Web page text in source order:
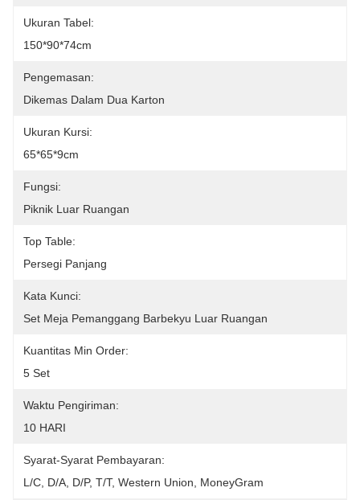
Ukuran Tabel:
150*90*74cm
Pengemasan:
Dikemas Dalam Dua Karton
Ukuran Kursi:
65*65*9cm
Fungsi:
Piknik Luar Ruangan
Top Table:
Persegi Panjang
Kata Kunci:
Set Meja Pemanggang Barbekyu Luar Ruangan
Kuantitas Min Order:
5 Set
Waktu Pengiriman:
10 HARI
Syarat-Syarat Pembayaran:
L/C, D/A, D/P, T/T, Western Union, MoneyGram